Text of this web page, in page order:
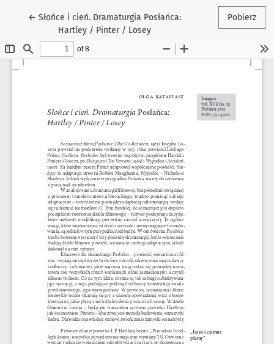
←Wróć do szczegółów artykułu
Słońce i cień. Dramaturgia Posłańca:
Hartley / Pinter / Losey
Pobierz